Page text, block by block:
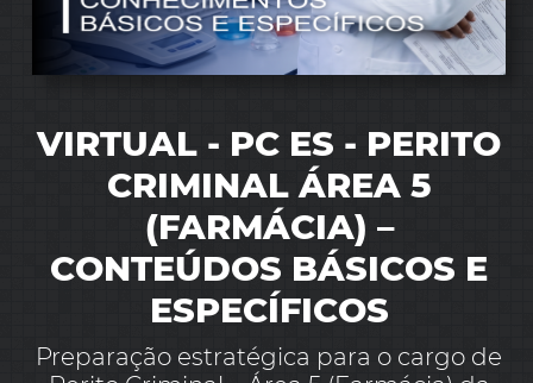
VIRTUAL - PC ES - PERITO
CRIMINAL ÁREA 5
(FARMÁCIA) –
CONTEÚDOS BÁSICOS E
ESPECÍFICOS
Preparação estratégica para o cargo de